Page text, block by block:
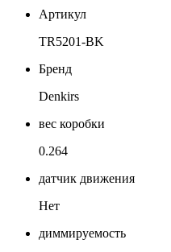
Артикул
TR5201-BK
Бренд
Denkirs
вес коробки
0.264
датчик движения
Нет
диммируемость